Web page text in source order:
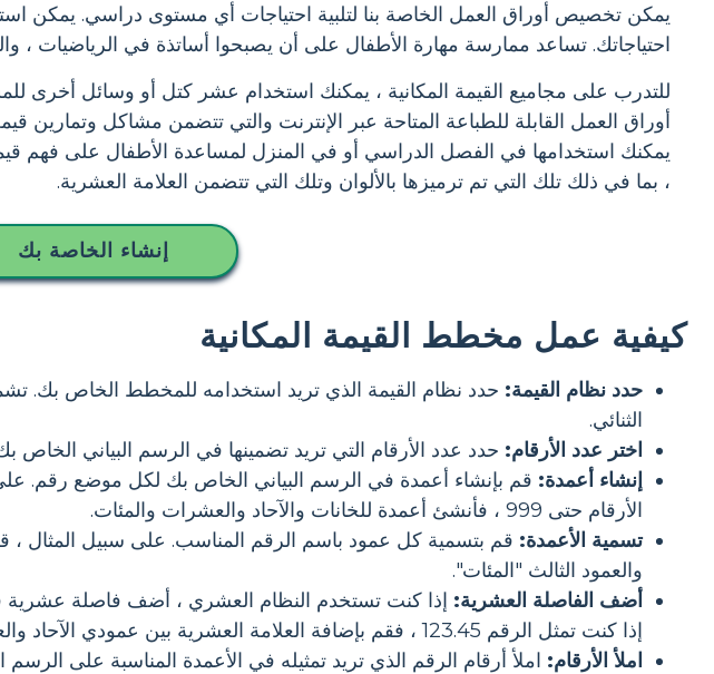
يمكن تخصيص أوراق العمل الخاصة بنا لتلبية احتياجات أي مستوى دراسي. يمكن
احتياجاتك. تساعد ممارسة مهارة الأطفال على أن يصبحوا أساتذة في الرياضيات ،
للتدرب على مجاميع القيمة المكانية ، يمكنك استخدام عشر كتل أو وسائل أخرى
أوراق العمل القابلة للطباعة المتاحة عبر الإنترنت والتي تتضمن مشاكل وتمارين
يمكنك استخدامها في الفصل الدراسي أو في المنزل لمساعدة الأطفال على فهم
، بما في ذلك تلك التي تم ترميزها بالألوان وتلك التي تتضمن العلامة العشرية.
إنشاء الخاصة بك
كيفية عمل مخطط القيمة المكانية
حدد نظام القيمة: حدد نظام القيمة الذي تريد استخدامه للمخطط الخاص بك.
الثنائي.
اختر عدد الأرقام: حدد عدد الأرقام التي تريد تضمينها في الرسم البياني الخاص
إنشاء أعمدة: قم بإنشاء أعمدة في الرسم البياني الخاص بك لكل موضع رقم.
الأرقام حتى 999 ، فأنشئ أعمدة للخانات والآحاد والعشرات والمئات.
تسمية الأعمدة: قم بتسمية كل عمود باسم الرقم المناسب. على سبيل المثال ،
والعمود الثالث "المئات".
أضف الفاصلة العشرية: إذا كنت تستخدم النظام العشري ، أضف فاصلة عشرية
إذا كنت تمثل الرقم 123.45 ، فقم بإضافة العلامة العشرية بين عمودي الآحاد والعشر.
املأ الأرقام: